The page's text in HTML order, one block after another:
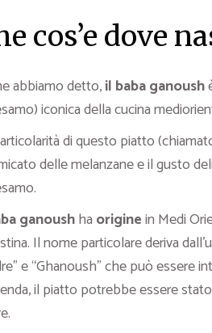
cos’e dove
abbiamo detto,il baba ganoush
iconica della cucina
di questo piatto
delle melanzane e il gusto
ganoushha originein Medi
Il nome particolare deriva
e “Ghanoush” che può essere
il piatto potrebbe essere